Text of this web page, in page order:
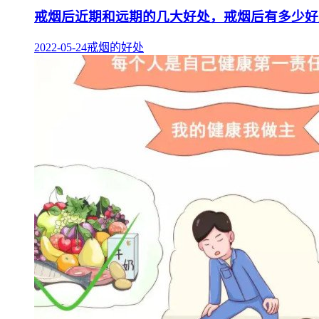
戒烟后近期和远期的几大好处，戒烟后有多少
2022-05-24戒烟的好处